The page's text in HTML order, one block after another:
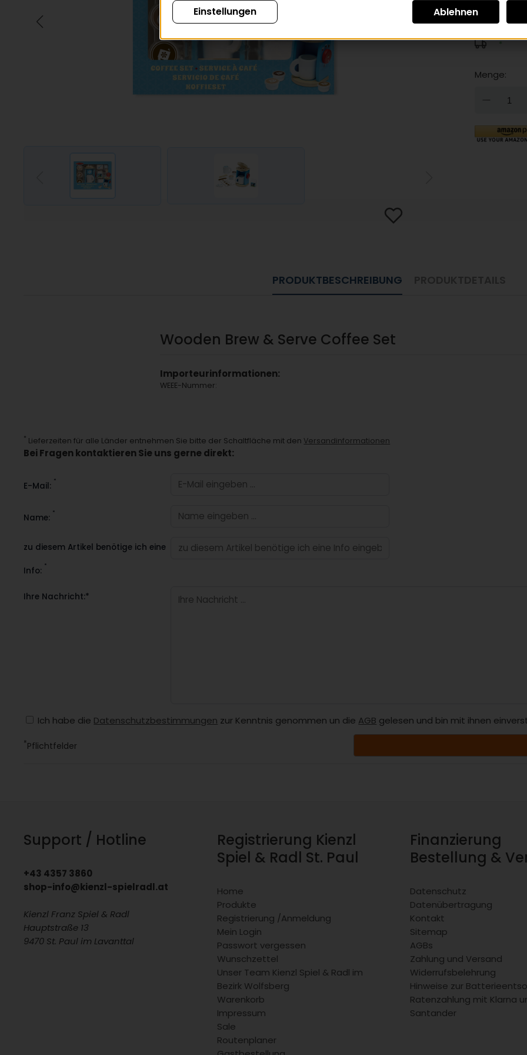
inkl. 20inkl.
*
Menge:
DOWN
PRODUKTBESCHREIBUNG
Wooden Brew & Serve Coffee Set
Importeurinformationen:
WEEE-Nummer:
* Lieferzeiten für alle Länder entnehmen Sie bitte der Schaltfläche mit den Versandinformationen
Bei Fragen kontaktieren Sie uns gerne direkt:
E-Mail: *
Name: *
zu diesem Artikel benötige ich eine
Info: *
Ihre Nachricht:*
Ich habe die Datenschutzbestimmungen zur Kenntnis genommen un die AGB gelesen und bin mit ihnen
*Pflichtfelder
Support / Hotline
+43 4357 3860
shop-info@kienzl-spielradl.at
Kienzl Franz Spiel & Radl
Hauptstraße 13
9470 St. Paul im Lavanttal
Registrierung Kienzl
Spiel & Radl St. Paul
Home
Produkte
Registrierung /Anmeldung
Mein Login
Passwort vergessen
Wunschzettel
Unser Team Kienzl Spiel & Radl im
Bezirk Wolfsberg
Warenkorb
Impressum
Sale
Routenplaner
Finanzierung
Bestellung &
Datenschutz
Datenübertragung
Kontakt
Sitemap
AGBs
Zahlung und Versand
Widerrufsbelehrung
Hinweise zur
Ratenzahlung mit Klarna
Santander
Einstellungen